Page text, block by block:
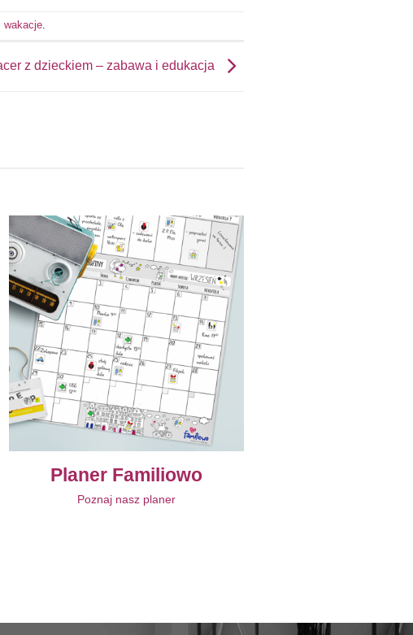
wakacje.
z dzieckiem – zabawa i edukacja
Planer Familiowo
Poznaj nasz planer